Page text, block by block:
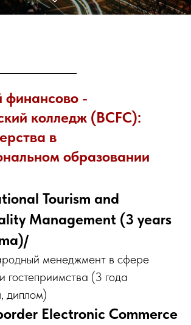
финансово -
колледж (BCFC):
в
образовании
Tourism and
Management (3 years
менеджмент в сфере
гостеприимства (3 года
диплом)
Electronic Commerce